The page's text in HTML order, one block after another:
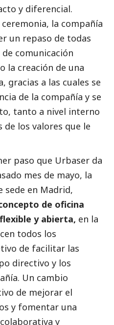
y diferencial.
la compañía
un repaso de todas
comunicación
la creación de una
gracias a las cuales se
de la compañía y se
tanto a nivel interno
los valores que le
paso que Urbaser da
mes de mayo, la
sede en Madrid,
de oficina
y abierta, en la
todos los
de facilitar las
directivo y los
Un cambio
de mejorar el
y fomentar una
y